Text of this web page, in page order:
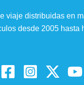
viaje distribuidas en
desde 2005 hasta